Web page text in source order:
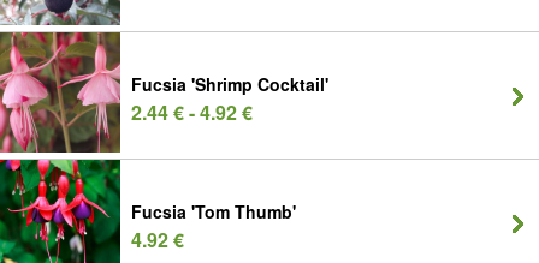
Fucsia 'Shrimp Cocktail'
2.44 € - 4.92 €
Fucsia 'Tom Thumb'
4.92 €